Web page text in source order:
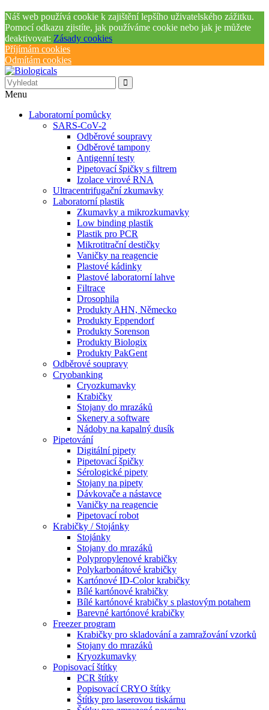
Náš web používá cookie k zajištění lepšího uživatelského zážitku.
Pomocí odkazu zjistíte, jak používáme cookie nebo jak je můžete
deaktivovat: Zásady cookies
Příjímám cookies
Odmítám cookies
Menu
Laboratorní pomůcky
SARS-CoV-2
Odběrové soupravy
Odběrové tampony
Antigenní testy
Pipetovací špičky s filtrem
Izolace virové RNA
Ultracentrifugační zkumavky
Laboratorní plastik
Zkumavky a mikrozkumavky
Low binding plastik
Plastik pro PCR
Mikrotitrační destičky
Vaničky na reagencie
Plastové kádinky
Plastové laboratorní lahve
Filtrace
Drosophila
Produkty AHN, Německo
Produkty Eppendorf
Produkty Sorenson
Produkty Biologix
Produkty PakGent
Odběrové soupravy
Cryobanking
Cryozkumavky
Krabičky
Stojany do mrazáků
Skenery a software
Nádoby na kapalný dusík
Pipetování
Digitální pipety
Pipetovací špičky
Sérologické pipety
Stojany na pipety
Dávkovače a nástavce
Vaničky na reagencie
Pipetovací robot
Krabičky / Stojánky
Stojánky
Stojany do mrazáků
Polypropylenové krabičky
Polykarbonátové krabičky
Kartónové ID-Color krabičky
Bílé kartónové krabičky
Bílé kartónové krabičky s plastovým potahem
Barevné kartónové krabičky
Freezer program
Krabičky pro skladování a zamražování vzorků
Stojany do mrazáků
Kryozkumavky
Popisovací štítky
PCR štítky
Popisovací CRYO štítky
Štítky pro laserovou tiskárnu